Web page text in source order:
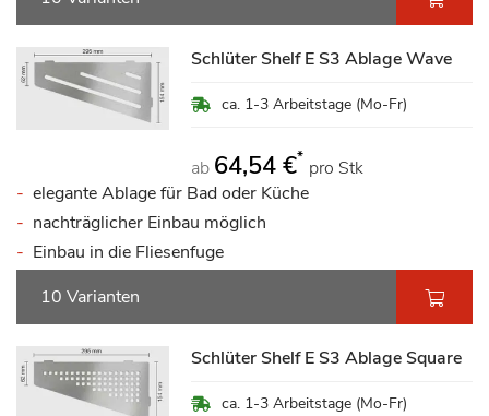
Schlüter Shelf E S3 Ablage Wave
ca. 1-3 Arbeitstage (Mo-Fr)
ab 64,54 €* pro Stk
elegante Ablage für Bad oder Küche
nachträglicher Einbau möglich
Einbau in die Fliesenfuge
10 Varianten
Schlüter Shelf E S3 Ablage Square
ca. 1-3 Arbeitstage (Mo-Fr)